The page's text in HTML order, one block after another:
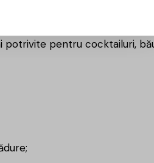
bine lângă deserturi, mai
pentru cocktailuri,